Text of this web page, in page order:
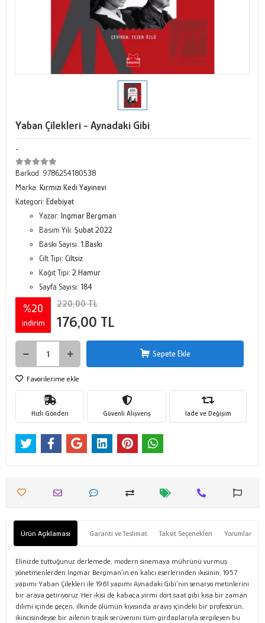
Yaban Çilekleri - Aynadaki Gibi
-
Barkod: 9786254180538
Marka: Kırmızı Kedi Yayınevi
Kategori: Edebiyat
Yazar: Ingmar Bergman
Basım Yılı: Şubat 2022
Baskı Sayısı: 1.Baskı
Cilt Tipi: Ciltsiz
Kağıt Tipi: 2.Hamur
Sayfa Sayısı: 184
%20
indirim
220,00 TL
176,00 TL
Sepete Ekle
Favorilerime ekle
Hızlı Gönderi Güvenli Alışveriş İade ve Değişim
Ürün Açıklaması Garanti ve Teslimat Taksit Seçenekleri Yorumlar
Elinizde tuttuğunuz derlemede, modern sinemaya mührünü vurmuş
yönetmenlerden Ingmar Bergman’ın en kalıcı eserlerinden ikisinin, 1957
yapımı Yaban Çilekleri ile 1961 yapımı Aynadaki Gibi’nin senaryo metinlerini
bir araya getiriyoruz. Her ikisi de kabaca yirmi dört saat gibi kısa bir zaman
dilimi içinde geçen, ilkinde ölümün kıyısında arayış içindeki bir profesörün,
ikincisindeyse bir ailenin trajik serüvenini tüm girdaplarıyla sergileyen bu